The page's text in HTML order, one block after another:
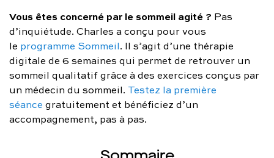
Vous êtes concerné par le sommeil agité ? Pas
d’inquiétude. Charles a conçu pour vous
le programme Sommeil. Il s’agit d’une thérapie
digitale de 6 semaines qui permet de retrouver un
sommeil qualitatif grâce à des exercices conçus par
un médecin du sommeil. Testez la première
séance gratuitement et bénéficiez d’un
accompagnement, pas à pas.